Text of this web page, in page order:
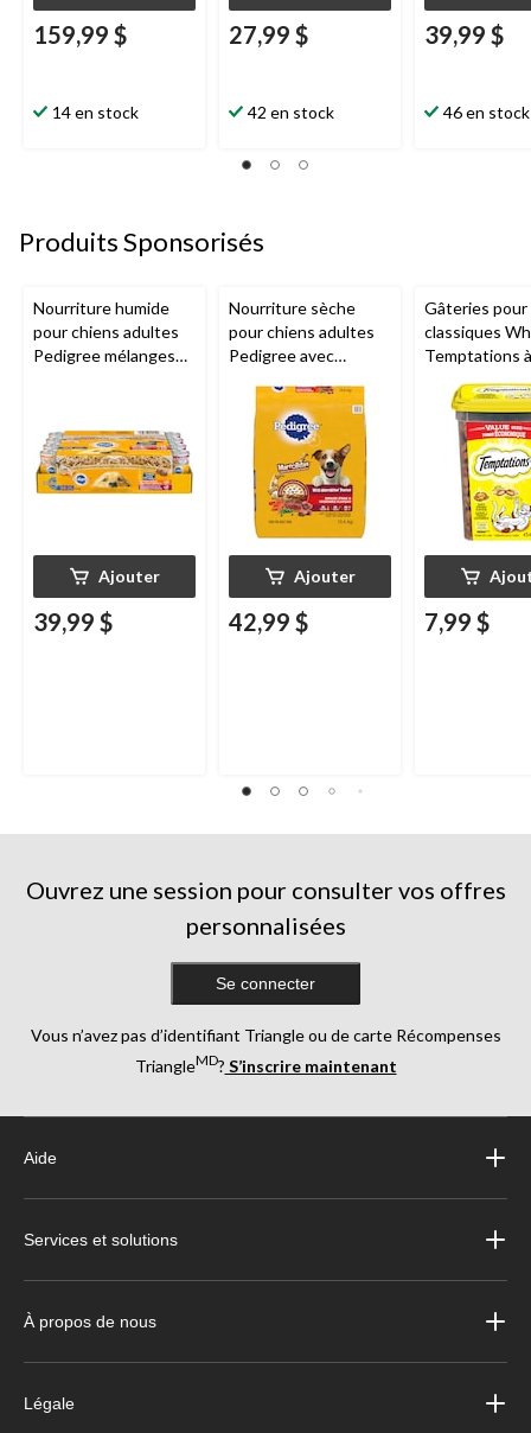
159,99 $
14 en stock
27,99 $
42 en stock
39,99 $
46 en stock
Produits Sponsorisés
Nourriture humide
pour chiens adultes
Pedigree mélanges
100 g, paq. 24
Ajouter
39,99 $
Nourriture sèche
pour chiens adultes
Pedigree avec
saveur de bifteck
grillé et de légumes,
Ajouter
42,99 $
Gâteries
classiques
Temptations
de poulet
format
454 g
7,99 $
Ouvrez une session pour consulter vos offres
personnalisées
Se connecter
Vous n’avez pas d’identifiant Triangle ou de carte Récompenses
TriangleMD? S’inscrire maintenant
Aide
Services et solutions
À propos de nous
Légale